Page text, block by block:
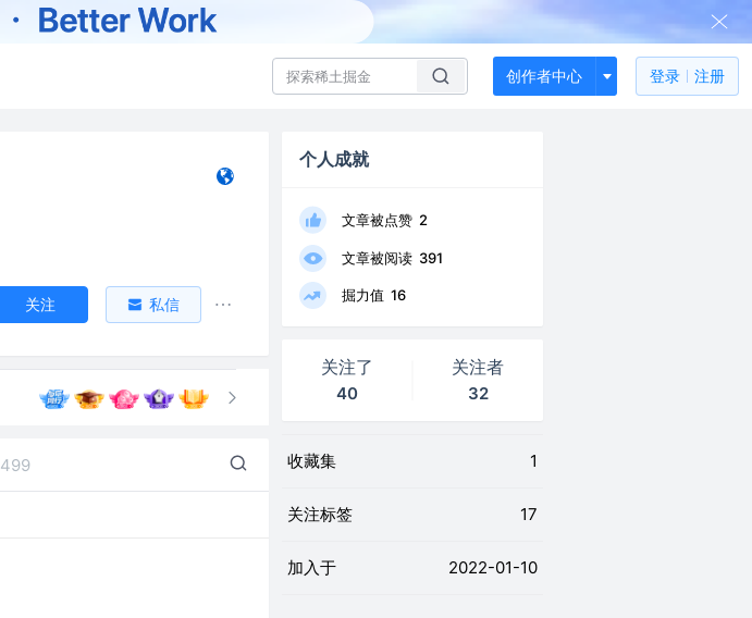
创作者中心 登录 注册
关注 私信
499
个人成就
文章被点赞 2
文章被阅读 391
掘力值 16
关注了
40
关注者
32
收藏集 1
关注标签 17
加入于 2022-01-10